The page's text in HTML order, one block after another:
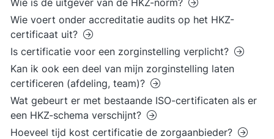
Wie is de uitgever van de HKZ-norm?
Wie voert onder accreditatie audits op het HKZ-
certificaat uit?
Is certificatie voor een zorginstelling verplicht?
Kan ik ook een deel van mijn zorginstelling laten
certificeren (afdeling, team)?
Wat gebeurt er met bestaande ISO-certificaten als er
een HKZ-schema verschijnt?
Hoeveel tijd kost certificatie de zorgaanbieder?